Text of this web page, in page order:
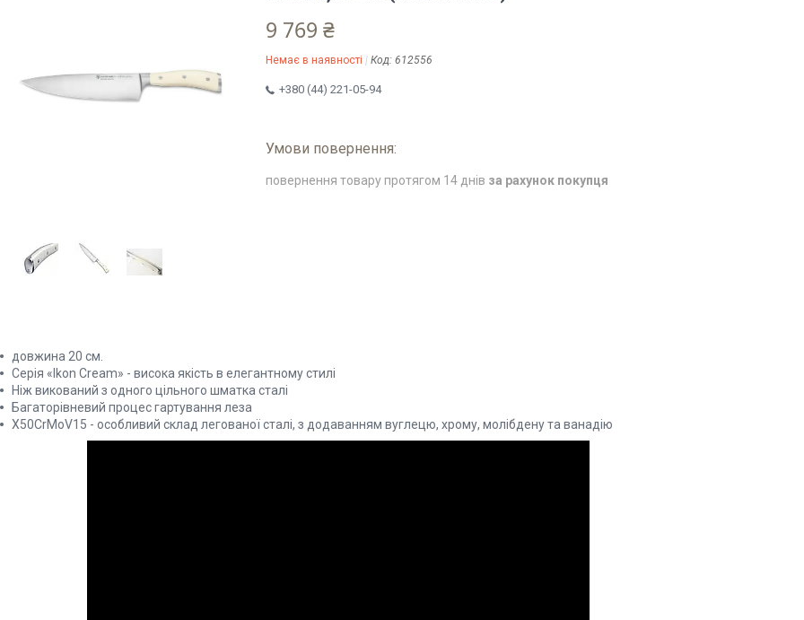
9 769 ₴
Немає в наявності Код: 612556
+380 (44) 221-05-94
повернення товару протягом 14 днів за рахунок покупця
довжина 20 см.
Серія «Ikon Cream» - висока якість в елегантному стилі
Ніж викований з одного цільного шматка сталі
Багаторівневий процес гартування леза
X50CrMoV15 - особливий склад легованої сталі, з додаванням вуглецю, хрому, молібдену та ванадію